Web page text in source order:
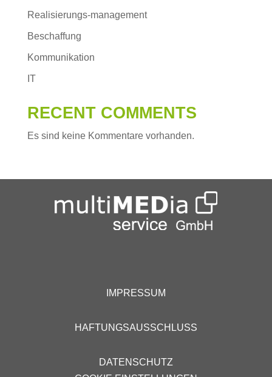
Realisierungs-management
Beschaffung
Kommunikation
IT
RECENT COMMENTS
Es sind keine Kommentare vorhanden.
IMPRESSUM
HAFTUNGSAUSSCHLUSS
DATENSCHUTZ